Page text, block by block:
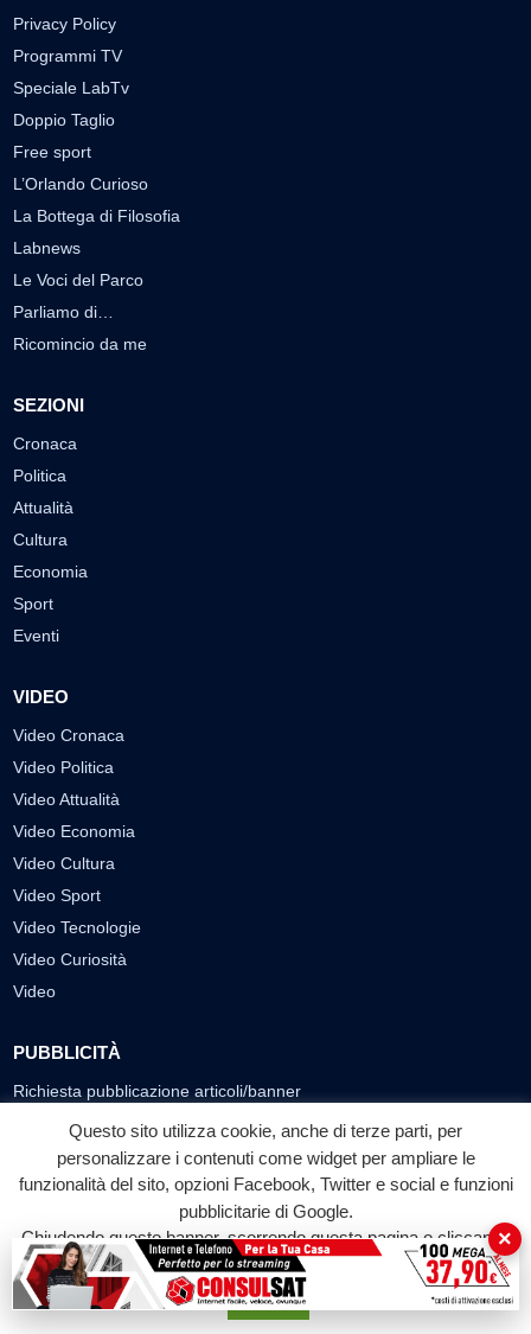
Privacy Policy
Programmi TV
Speciale LabTv
Doppio Taglio
Free sport
L’Orlando Curioso
La Bottega di Filosofia
Labnews
Le Voci del Parco
Parliamo di…
Ricomincio da me
SEZIONI
Cronaca
Politica
Attualità
Cultura
Economia
Sport
Eventi
VIDEO
Video Cronaca
Video Politica
Video Attualità
Video Economia
Video Cultura
Video Sport
Video Tecnologie
Video Curiosità
Video
PUBBLICITÀ
Richiesta pubblicazione articoli/banner
SEGUICI SUI SOCIAL
f
Facebook
◎ ▶
YouTube
© 2026 LABTV - Tutti i diritti riservati
Questo sito utilizza cookie, anche di terze parti, per
personalizzare i contenuti come widget per ampliare le
funzionalità del sito, opzioni Facebook, Twitter e social e funzioni
pubblicitarie di Google.
Chiudendo questo banner, scorrendo questa pagina o cliccando
su qualunque suo elemento acconsenti all'uso dei cookie.
Accetta
×